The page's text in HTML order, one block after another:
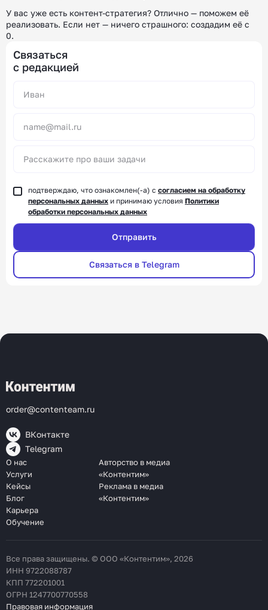
У вас уже есть контент-стратегия? Отлично — поможем её
реализовать. Если нет — ничего страшного: создадим её с
0.
Связаться
с редакцией
подтверждаю, что ознакомлен(-а) с согласием на обработку
персональных данных и принимаю условия Политики
обработки персональных данных
Связаться в Telegram
order@contenteam.ru
ВКонтакте
Telegram
О нас
Услуги
Кейсы
Блог
Карьера
Обучение
Авторство в медиа
«Контентим»
Реклама в медиа
«Контентим»
Все права защищены. © ООО «Контентим», 2026
ИНН 9722088787
КПП 772201001
ОГРН 1247700770558
Правовая информация